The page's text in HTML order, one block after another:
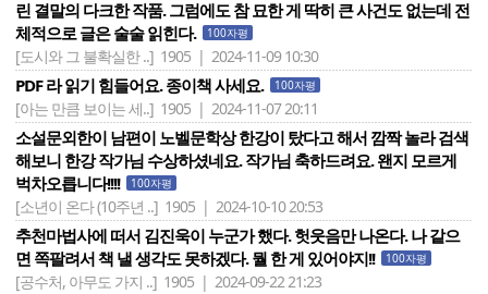
린 결말의 다크한 작품. 그럼에도 참 묘한 게 딱히 큰 사건도 없는데 전
체적으로 글은 술술 읽힌다.
100자평
[도시와 그 불확실한 ..] 1905 | 2024-11-09 10:30
PDF 라 읽기 힘들어요. 종이책 사세요. 100자평
[아는 만큼 보이는 세..] 1905 | 2024-11-07 20:11
소설문외한이 남편이 노벨문학상 한강이 탔다고 해서 깜짝 놀라 검색
해보니 한강 작가님 수상하셨네요. 작가님 축하드려요. 왠지 모르게
벅차오릅니다!!!!
100자평
[소년이 온다 (10주년 ..] 1905 | 2024-10-10 20:53
추천마법사에 떠서 김진욱이 누군가 했다. 헛웃음만 나온다. 나 같으
면 쪽팔려서 책 낼 생각도 못하겠다. 뭘 한 게 있어야지!!
100자평
[공수처, 아무도 가지 ..] 1905 | 2024-09-22 21:23